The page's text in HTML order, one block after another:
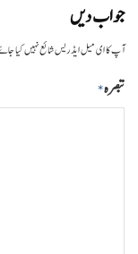
جواب دیں
آپ کا ای میل ایڈریس شائع نہیں کیا
تبصرہ*